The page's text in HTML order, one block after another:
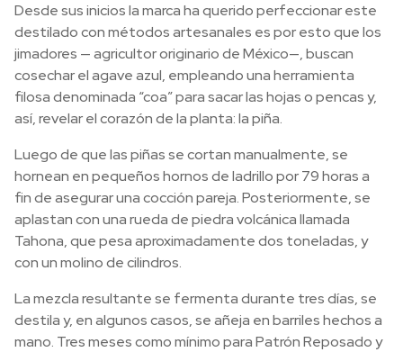
Desde sus inicios la marca ha querido perfeccionar este
destilado con métodos artesanales es por esto que los
jimadores — agricultor originario de México—, buscan
cosechar el agave azul, empleando una herramienta
filosa denominada “coa” para sacar las hojas o pencas y,
así, revelar el corazón de la planta: la piña.
Luego de que las piñas se cortan manualmente, se
hornean en pequeños hornos de ladrillo por 79 horas a
fin de asegurar una cocción pareja. Posteriormente, se
aplastan con una rueda de piedra volcánica llamada
Tahona, que pesa aproximadamente dos toneladas, y
con un molino de cilindros.
La mezcla resultante se fermenta durante tres días, se
destila y, en algunos casos, se añeja en barriles hechos a
mano. Tres meses como mínimo para Patrón Reposado y